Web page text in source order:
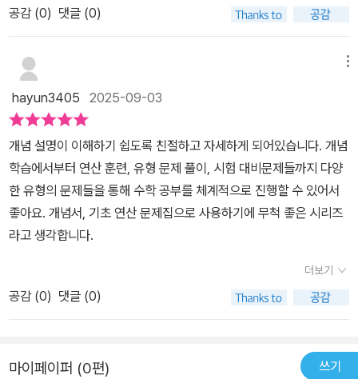
공감 (0) 댓글 (0)
hayun3405 2025-09-03
개념 설명이 이해하기 쉽도록 친절하고 자세하게 되어있습니다. 개념
학습에서부터 연산 훈련, 유형 문제 풀이, 시험 대비문제들까지 다양
한 유형의 문제들을 통해 수학 공부를 체계적으로 진행할 수 있어서
좋아요. 개념서, 기초 연산 문제집으로 사용하기에 무척 좋은 시리즈
라고 생각합니다.
더보기
공감 (0) 댓글 (0)
마이페이퍼 (0편) 쓰기